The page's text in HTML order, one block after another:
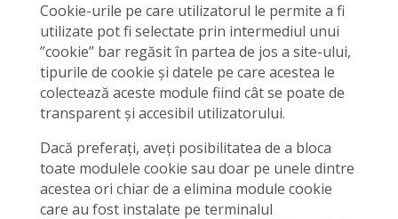
Cookie-urile pe care utilizatorul le permite a fi
utilizate pot fi selectate prin intermediul unui
”cookie” bar regăsit în partea de jos a site-ului,
tipurile de cookie și datele pe care acestea le
colectează aceste module fiind cât se poate de
transparent și accesibil utilizatorului.
Dacă preferați, aveți posibilitatea de a bloca
toate modulele cookie sau doar pe unele dintre
acestea ori chiar de a elimina module cookie
care au fost instalate pe terminalul